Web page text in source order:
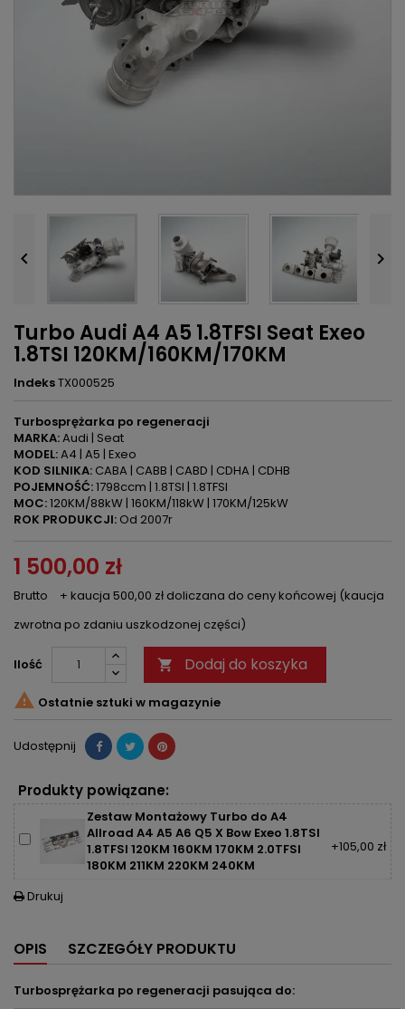
 
Turbo Audi A4 A5 1.8TFSI Seat Exeo
1.8TSI 120KM/160KM/170KM
IndeksTX000525
Turbosprężarka po regeneracji
MARKA:Audi | Seat
MODEL:A4 | A5 | Exeo
KOD SILNIKA: CABA | CABB | CABD | CDHA | CDHB
POJEMNOŚĆ:1798ccm | 1.8TSI | 1.8TFSI
MOC:120KM/88kW | 160KM/118kW | 170KM/125kW
ROK PRODUKCJI: Od 2007r
1 500,00 zł
Brutto
+ kaucja 500,00 zł doliczana do ceny końcowej (kaucja
zwrotna po zdaniu uszkodzonej części)
Ilość  Dodaj do koszyka
 Ostatnie sztuki w magazynie
Udostępnij
Produkty powiązane:
Zestaw Montażowy Turbo do A4
Allroad A4 A5 A6 Q5 X Bow Exeo 1.8TSI
1.8TFSI 120KM 160KM 170KM 2.0TFSI
180KM 211KM 220KM 240KM
+105,00 zł
 Drukuj
OPIS SZCZEGÓŁY PRODUKTU
Turbosprężarka po regeneracji pasująca do: